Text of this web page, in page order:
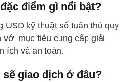
điểm gì nổi bật?
USD kỹ thuật số tuân thủ quy
với mục tiêu cung cấp giải
ích và an toàn.
sẽ giao dịch ở đâu?